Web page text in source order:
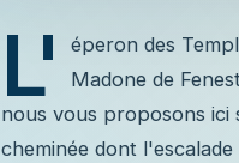
L'
éperon des
Madone de
nous vous proposons
cheminée dont